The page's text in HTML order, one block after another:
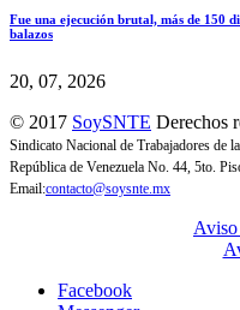
Fue una ejecución brutal, más de 150
balazos
20, 07, 2026
© 2017 SoySNTE Derechos
Sindicato Nacional de Trabajadores de
República de Venezuela No. 44, 5to.
Email:contacto@soysnte.mx
Facebook